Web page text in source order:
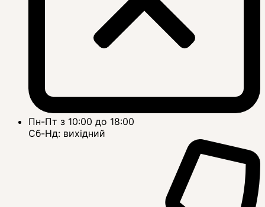
Пн-Пт з 10:00 до 18:00
Сб-Нд: вихідний